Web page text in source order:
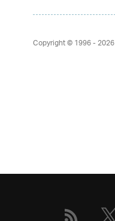
Copyright © 1996 - 2026